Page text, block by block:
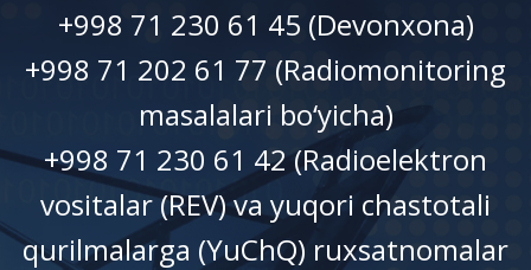
+998 71 230 61 45 (Devonxonа)
+998 71 202 61 77 (Radiomonitoring
masalalari bo‘yicha)
+998 71 230 61 42 (Radioelektron
vositalar (REV) va yuqori chastotali
qurilmalarga (YuChQ) ruxsatnomalar